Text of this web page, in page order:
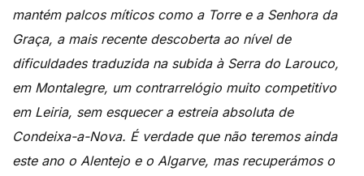
mantém palcos míticos como a Torre e a Senhora da
Graça, a mais recente descoberta ao nível de
dificuldades traduzida na subida à Serra do Larouco,
em Montalegre, um contrarrelógio muito competitivo
em Leiria, sem esquecer a estreia absoluta de
Condeixa-a-Nova. É verdade que não teremos ainda
este ano o Alentejo e o Algarve, mas recuperámos o